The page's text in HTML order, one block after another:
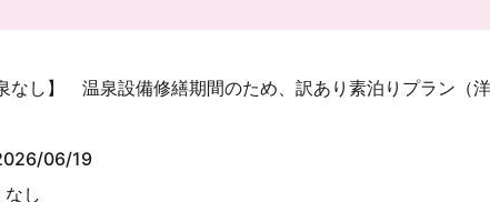
なし】 温泉設備修繕期間のため、訳あり素泊りプラン（
06/19
し